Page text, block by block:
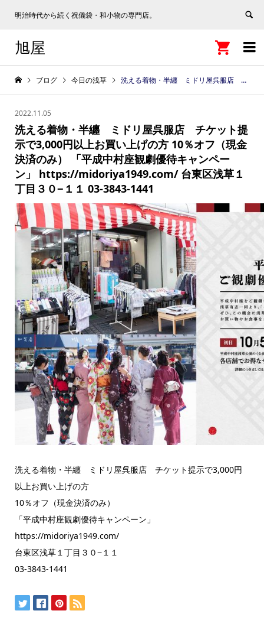
明治時代から続く祝儀袋・和小物の専門店。

旭屋 
ブログ 今日の浅草 洗える着物・半纏 ミドリ屋呉服店 チケット提示で3,000円以上お買い上げの方 10％オフ（現金決済のみ） 「平成中村座観劇優待キャンペーン」 https://midoriya1949.com/ 台東区浅草１丁目３０−１１ 03-3843-1441
2022.11.05
洗える着物・半纏 ミドリ屋呉服店 チケット提
示で3,000円以上お買い上げの方 10％オフ（現金
決済のみ） 「平成中村座観劇優待キャンペー
ン」 https://midoriya1949.com/ 台東区浅草１
丁目３０−１１ 03-3843-1441
洗える着物・半纏 ミドリ屋呉服店 チケット提示で3,000円
以上お買い上げの方
10％オフ（現金決済のみ）
「平成中村座観劇優待キャンペーン」
https://midoriya1949.com/
台東区浅草１丁目３０−１１
03-3843-1441